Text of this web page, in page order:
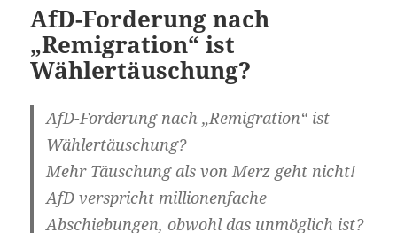
AfD-Forderung nach
„Remigration“ ist
Wählertäuschung?
AfD-Forderung nach „Remigration“ ist
Wählertäuschung?
Mehr Täuschung als von Merz geht nicht!
AfD verspricht millionenfache
Abschiebungen, obwohl das unmöglich ist?